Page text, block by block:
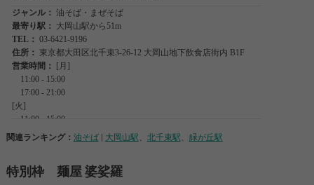
関連ランキング： 油そば| 大岡山駅 北千束駅 緑が丘駅
特別枠 麺屋 婆娑羅